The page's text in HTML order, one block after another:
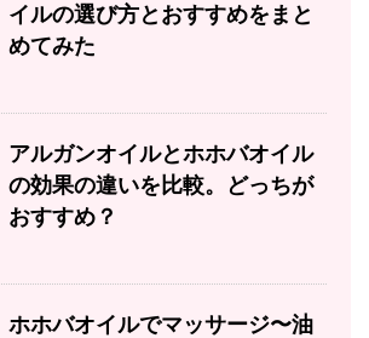
イルの選び方とおすすめをまと
めてみた
アルガンオイルとホホバオイル
の効果の違いを比較。どっちが
おすすめ？
ホホバオイルでマッサージ〜油